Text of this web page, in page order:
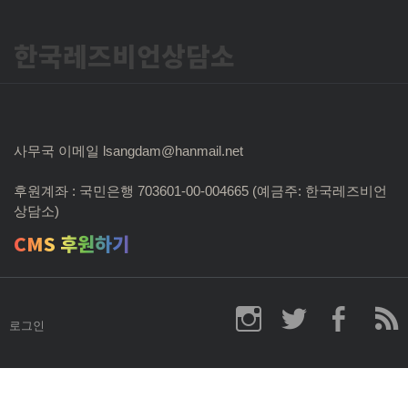
한국레즈비언상담소
사무국 이메일 lsangdam@hanmail.net
후원계좌 : 국민은행 703601-00-004665 (예금주: 한국레즈비언
상담소)
CMS 후원하기
로그인